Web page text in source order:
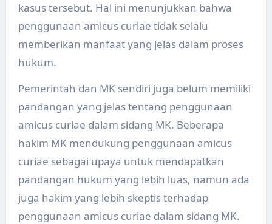
kasus tersebut. Hal ini menunjukkan bahwa
penggunaan amicus curiae tidak selalu
memberikan manfaat yang jelas dalam proses
hukum.
Pemerintah dan MK sendiri juga belum memiliki
pandangan yang jelas tentang penggunaan
amicus curiae dalam sidang MK. Beberapa
hakim MK mendukung penggunaan amicus
curiae sebagai upaya untuk mendapatkan
pandangan hukum yang lebih luas, namun ada
juga hakim yang lebih skeptis terhadap
penggunaan amicus curiae dalam sidang MK.